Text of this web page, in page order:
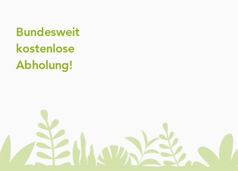
Bundesweit
kostenlose
Abholung!